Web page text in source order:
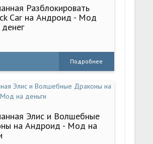
Разблокировать
Car на Андроид - Мод
Подробнее
Элис и Волшебные
на Андроид - Мод на